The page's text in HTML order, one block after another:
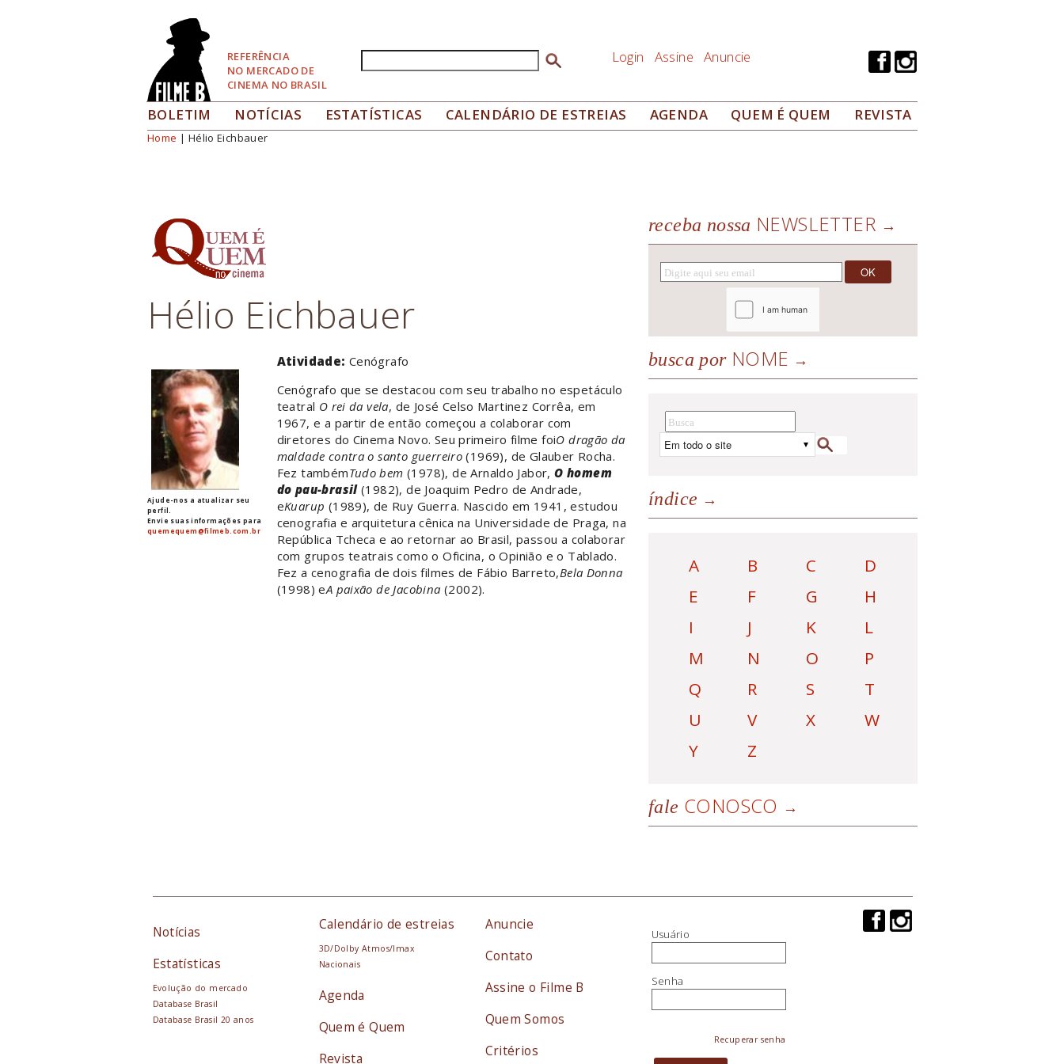
REFERÊNCIA
NO MERCADO DE
CINEMA NO BRASIL
Formulário de busca Login Assine Anuncie
BOLETIM NOTÍCIAS ESTATÍSTICAS CALENDÁRIO DE ESTREIAS AGENDA QUEM É QUEM REVISTA
Você está aqui
Home | Hélio Eichbauer
Hélio Eichbauer
Ajude-nos a atualizar seu
perfil.
Envie suas informações para
quemequem@filmeb.com.br
Atividade: Cenógrafo
Cenógrafo que se destacou com seu trabalho no espetáculo
teatral O rei da vela, de José Celso Martinez Corrêa, em
1967, e a partir de então começou a colaborar com
diretores do Cinema Novo. Seu primeiro filme foiO dragão da
maldade contra o santo guerreiro (1969), de Glauber Rocha.
Fez tambémTudo bem (1978), de Arnaldo Jabor,O homem
do pau-brasil(1982), de Joaquim Pedro de Andrade,
eKuarup (1989), de Ruy Guerra. Nascido em 1941, estudou
cenografia e arquitetura cênica na Universidade de Praga, na
República Tcheca e ao retornar ao Brasil, passou a colaborar
com grupos teatrais como o Oficina, o Opinião e o Tablado.
Fez a cenografia de dois filmes de Fábio Barreto,Bela Donna
(1998) eA paixão de Jacobina (2002).
receba nossa NEWSLETTER
busca porNOME
índice
A B C
D
E
F G
H
I
J K
L
M
N O
P
Q
R S
T
U
V X
W
Y
Z
fale CONOSCO
Notícias
Estatísticas
Evolução do mercado
Database Brasil
Database Brasil 20 anos
Calendário de estreias
3D/Dolby Atmos/Imax
Nacionais
Agenda
Quem é Quem
Revista
Anuncie
Contato
Assine o Filme B
Quem Somos
Critérios
Usuário
Senha
Recuperar senha